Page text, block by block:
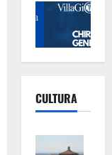
CULTURA